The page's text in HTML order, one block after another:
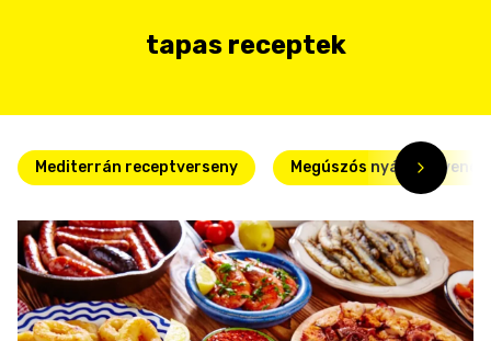
tapas receptek
Mediterrán receptverseny Megúszós nyári